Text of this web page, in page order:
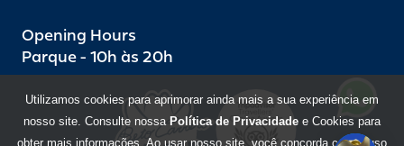
Opening Hours
Parque - 10h às 20h
Utilizamos cookies para aprimorar ainda mais a sua experiência em
nosso site. Consulte nossa Política de Privacidade e Cookies para
obter mais informações. Ao usar nosso site, você concorda com o uso